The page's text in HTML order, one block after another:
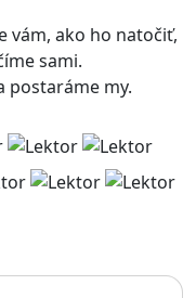
vám, ako ho natočiť,
sami.
postaráme my.